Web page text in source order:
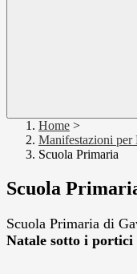
Home >
Manifestazioni per
Scuola Primaria
Scuola
Scuola Primaria di
Natale sotto i portici